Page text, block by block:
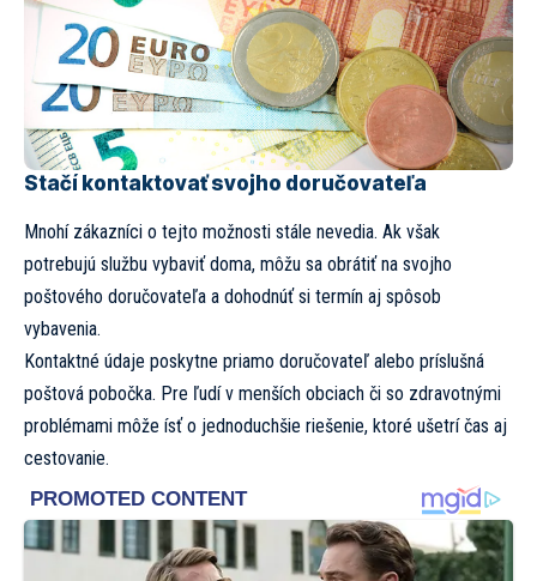
Stačí kontaktovať svojho doručovateľa
Mnohí zákazníci o tejto možnosti stále nevedia. Ak však
potrebujú službu vybaviť doma, môžu sa obrátiť na svojho
poštového doručovateľa a dohodnúť si termín aj spôsob
vybavenia.
Kontaktné údaje poskytne priamo doručovateľ alebo príslušná
poštová pobočka. Pre ľudí v menších obciach či so zdravotnými
problémami môže ísť o jednoduchšie riešenie, ktoré ušetrí čas aj
cestovanie.